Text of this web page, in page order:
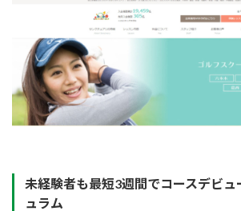
未経験者も最短3週間でコースデビュ
ュラム